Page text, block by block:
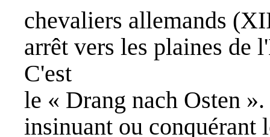
chevaliers allemands
arrêt vers les plaines de
C'est
le « Drang nach Osten
insinuant ou conquérant